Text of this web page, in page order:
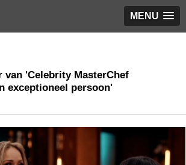
MENU
van 'Celebrity MasterChef
exceptioneel persoon'